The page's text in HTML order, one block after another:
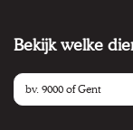
Bekijk welke